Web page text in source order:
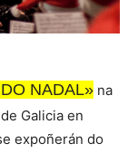
NADAL» na
Galicia en
expoñerán do